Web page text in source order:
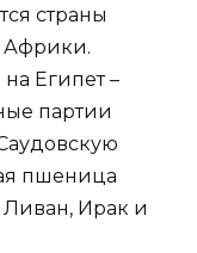
страны
Африки.
Египет –
партии
пшеница
Ирак и